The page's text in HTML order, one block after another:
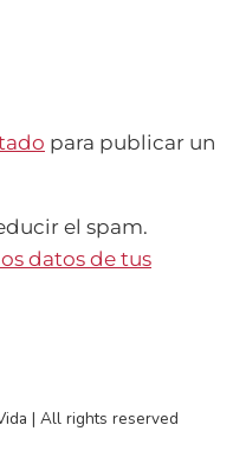
para publicar un
el spam.
datos de tus
| All rights reserved